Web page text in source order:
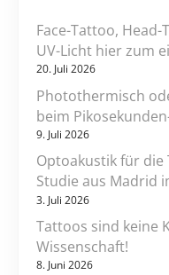
Face-Tattoo,
UV-Licht hier zum
20. Juli 2026
Photothermisch
beim
9. Juli 2026
Optoakustik für
Studie aus Madrid
3. Juli 2026
Tattoos sind keine
Wissenschaft!
8. Juni 2026